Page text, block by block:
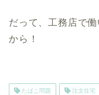
だって、工務店で
から！
たばこ問題 注文住宅